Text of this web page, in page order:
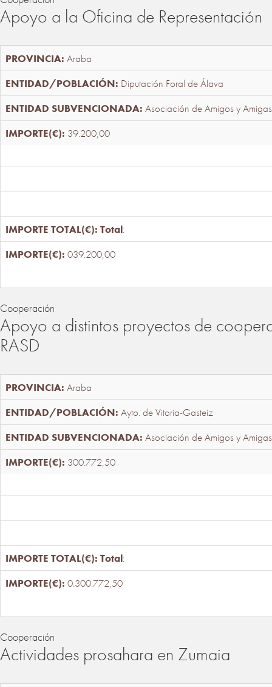
Apoyo a la Oficina de Representación
Araba
Diputación Foral de Álava
Asociación de Amigos y
39.200,00
Total:
039.200,00
Cooperación
Apoyo a distintos proyectos de
RASD
Araba
Ayto. de Vitoria-Gasteiz
Asociación de Amigos y
300.772,50
Total:
0.300.772,50
Cooperación
Actividades prosahara en Zumaia